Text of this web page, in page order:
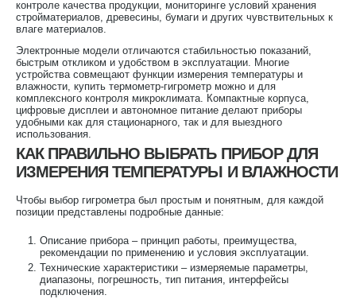
контроле качества продукции, мониторинге условий хранения
стройматериалов, древесины, бумаги и других чувствительных к
влаге материалов.
Электронные модели отличаются стабильностью показаний,
быстрым откликом и удобством в эксплуатации. Многие
устройства совмещают функции измерения температуры и
влажности, купить термометр-гигрометр можно и для
комплексного контроля микроклимата. Компактные корпуса,
цифровые дисплеи и автономное питание делают приборы
удобными как для стационарного, так и для выездного
использования.
КАК ПРАВИЛЬНО ВЫБРАТЬ ПРИБОР ДЛЯ
ИЗМЕРЕНИЯ ТЕМПЕРАТУРЫ И ВЛАЖНОСТИ
Чтобы выбор гигрометра был простым и понятным, для каждой
позиции представлены подробные данные:
Описание прибора – принцип работы, преимущества,
рекомендации по применению и условия эксплуатации.
Технические характеристики – измеряемые параметры,
диапазоны, погрешность, тип питания, интерфейсы
подключения.